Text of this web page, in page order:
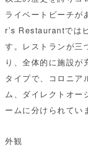
ライベートビーチが
r’s Restaurantでは
す。レストランが三
り、全体的に施設が
タイプで、コロニア
ム、ダイレクトオー
ームに分けられてい
外観